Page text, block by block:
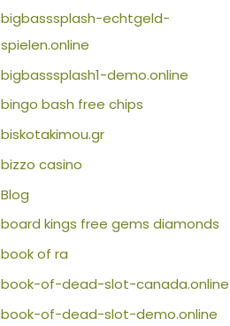
bigbasssplash-echtgeld-
spielen.online
bigbasssplash1-demo.online
bingo bash free chips
biskotakimou.gr
bizzo casino
Blog
board kings free gems diamonds
book of ra
book-of-dead-slot-canada.online
book-of-dead-slot-demo.online